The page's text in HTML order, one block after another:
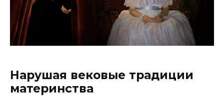
Нарушая вековые традиции
материнства